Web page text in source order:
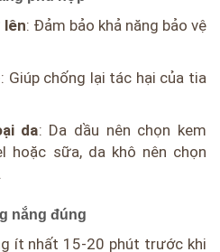
lên: Đảm bảo khả năng bảo vệ
: Giúp chống lại tác hại của tia
da: Da dầu nên chọn kem
hoặc sữa, da khô nên chọn
nắng đúng
ít nhất 15-20 phút trước khi